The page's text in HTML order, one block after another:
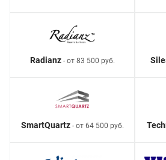
Radianz- от 83 500 руб.
SmartQuartz- от 64 500 руб.